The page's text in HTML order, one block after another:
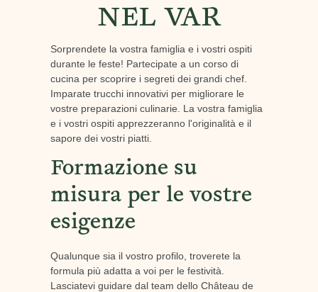
NEL VAR
Sorprendete la vostra famiglia e i vostri ospiti
durante le feste! Partecipate a un corso di
cucina per scoprire i segreti dei grandi chef.
Imparate trucchi innovativi per migliorare le
vostre preparazioni culinarie. La vostra famiglia
e i vostri ospiti apprezzeranno l'originalità e il
sapore dei vostri piatti.
Formazione su
misura per le vostre
esigenze
Qualunque sia il vostro profilo, troverete la
formula più adatta a voi per le festività.
Lasciatevi guidare dal team dello Château de